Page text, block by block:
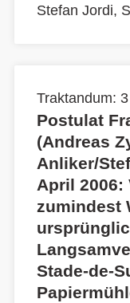
Stefan Jordi,
Traktandum:
Postulat
(Andreas
Anliker/
April 2006:
zumindest
Stade-de-